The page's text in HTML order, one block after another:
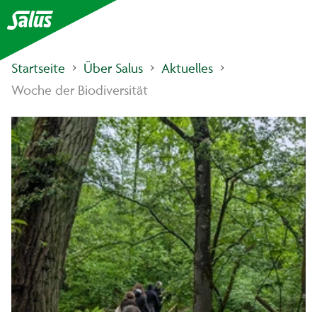
Startseite Über Salus
Aktuelles
Woche der Biodiversität